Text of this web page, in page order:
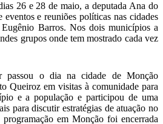
26 e 28 de maio, a deputada Ana do
e reuniões políticas nas cidades
Barros. Nos dois municípios a
grupos onde tem mostrado cada vez
passou o dia na cidade de Monção
Queiroz em visitas à comunidade para
e a população e participou de uma
para discutir estratégias de atuação no
em Monção foi encerrada